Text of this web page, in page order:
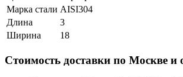
Марка стали AISI304
Длина
3
Ширина
18
Стоимость доставки по Москве и